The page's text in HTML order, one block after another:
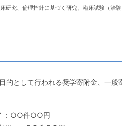
研究、倫理指針に基づく研究、臨床試験（
的として行われる奨学寄附金、一
：○○件○○円